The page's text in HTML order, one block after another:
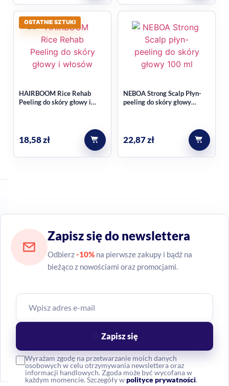
OSTATNIE SZTUKI
HAIRBOOM Rice Rehab
Peeling do skóry głowy i
18,58zł
NEBOA Strong Scalp Płyn-
peeling do skóry głowy
22,87zł
Zapisz się do newslettera
Odbierz-10% na pierwsze zakupy i bądź na
bieżąco z nowościami oraz promocjami.
Wyrażam zgodę na przetwarzanie moich danych
osobowych w celu otrzymywania newslettera oraz
informacji handlowych. Zgoda może być wycofana w
każdym momencie. Szczegóły wpolityce prywatności.
Zapisz się